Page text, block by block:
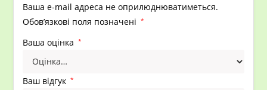
Ваша e-mail адреса не оприлюднюватиметься.
Обов’язкові поля позначені
*
Ваша оцінка *
Ваш відгук *